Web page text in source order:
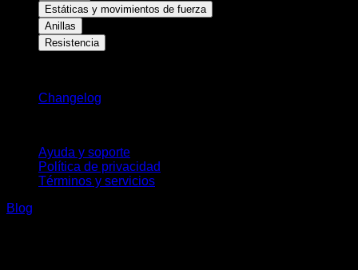
Estáticas y movimientos de fuerza
Anillas
Resistencia
Changelog
Ayuda y soporte
Política de privacidad
Términos y servicios
Blog